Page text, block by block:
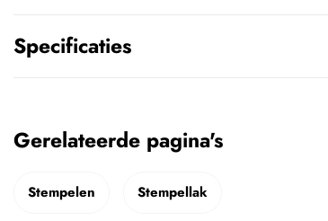
Specificaties
Gerelateerde pagina's
Stempelen Stempellak